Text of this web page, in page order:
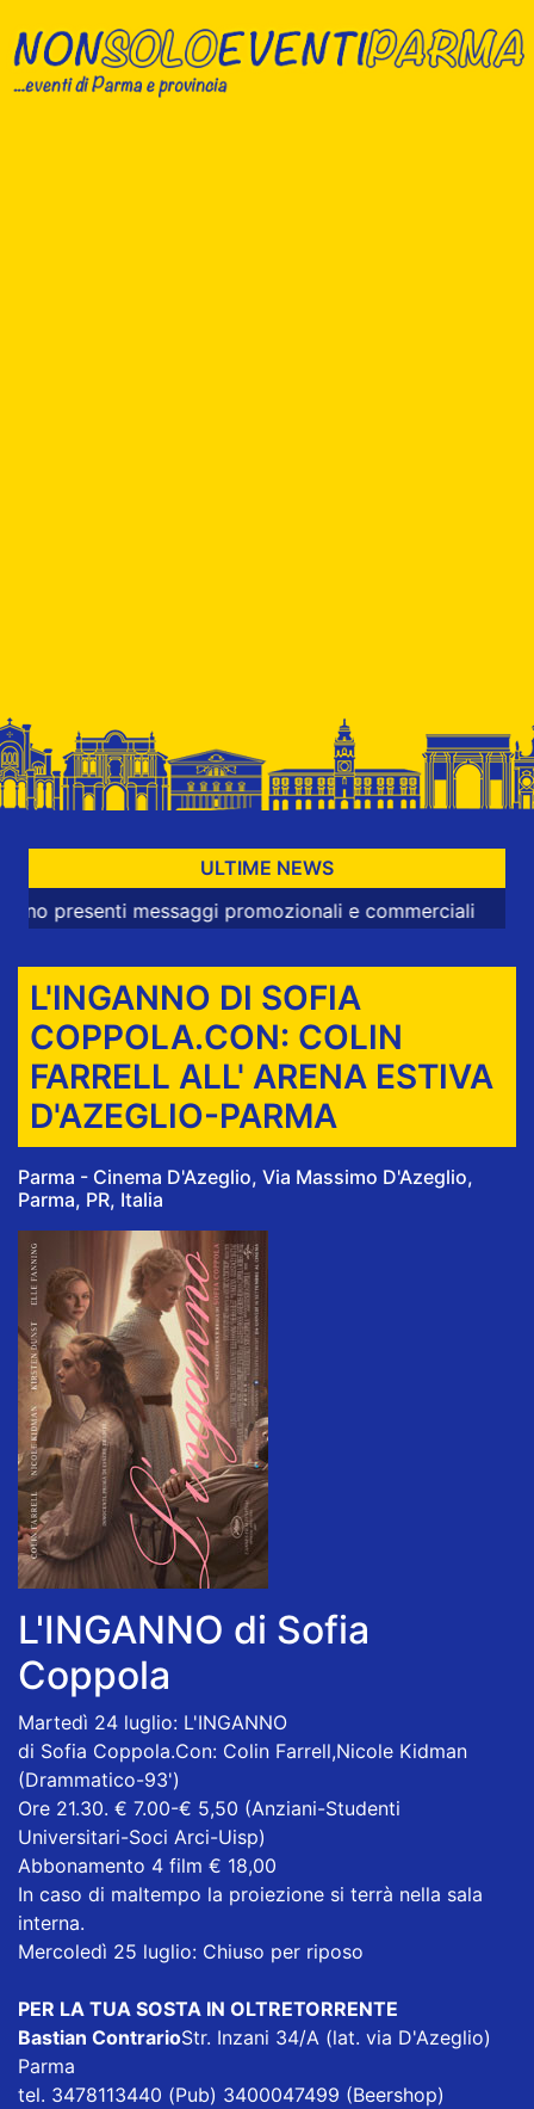
ULTIME NEWS
messaggi promozionali e commerciali
L'INGANNO DI SOFIA
COPPOLA.CON: COLIN
FARRELL ALL' ARENA ESTIVA
D'AZEGLIO-PARMA
Parma - Cinema D'Azeglio, Via Massimo D'Azeglio,
Parma, PR, Italia
L'INGANNO di Sofia
Coppola
Martedì 24 luglio: L'INGANNO
di Sofia Coppola.Con: Colin Farrell,Nicole Kidman
(Drammatico-93')
Ore 21.30. € 7.00-€ 5,50 (Anziani-Studenti
Universitari-Soci Arci-Uisp)
Abbonamento 4 film € 18,00
In caso di maltempo la proiezione si terrà nella sala
interna.
Mercoledì 25 luglio: Chiuso per riposo
PER LA TUA SOSTA IN OLTRETORRENTE
Bastian ContrarioStr. Inzani 34/A (lat. via D'Azeglio)
Parma
tel. 3478113440 (Pub) 3400047499 (Beershop)